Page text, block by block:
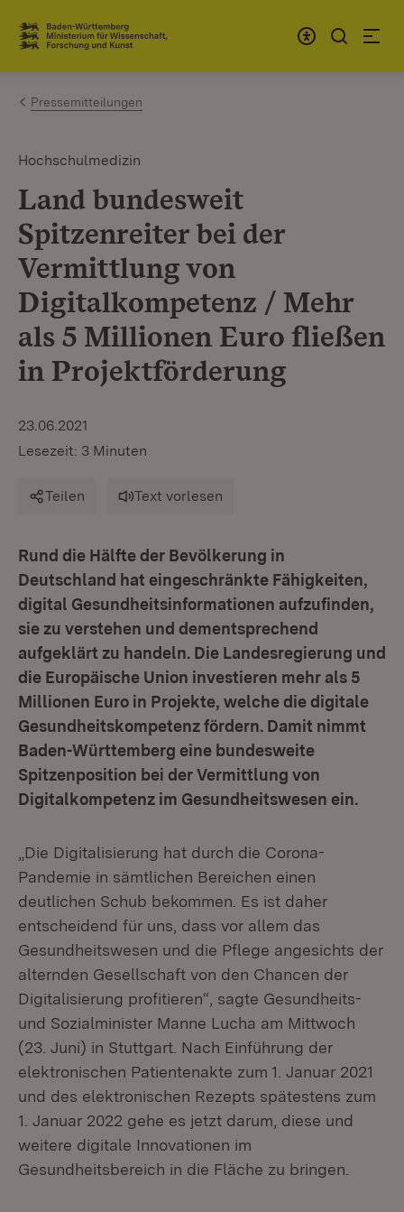
Zum Inhalt springen
Link zur Startseite
Pressemitteilungen
Hochschulmedizin
Land bundesweit
Spitzenreiter bei der
Vermittlung von
Digitalkompetenz / Mehr
als 5 Millionen Euro fließen
in Projektförderung
23.06.2021
Lesezeit: 3 Minuten
Teilen Text vorlesen
Rund die Hälfte der Bevölkerung in
Deutschland hat eingeschränkte Fähigkeiten,
digital Gesundheitsinformationen aufzufinden,
sie zu verstehen und dementsprechend
aufgeklärt zu handeln. Die Landesregierung und
die Europäische Union investieren mehr als 5
Millionen Euro in Projekte, welche die digitale
Gesundheitskompetenz fördern. Damit nimmt
Baden-Württemberg eine bundesweite
Spitzenposition bei der Vermittlung von
Digitalkompetenz im Gesundheitswesen ein.
„Die Digitalisierung hat durch die Corona-
Pandemie in sämtlichen Bereichen einen
deutlichen Schub bekommen. Es ist daher
entscheidend für uns, dass vor allem das
Gesundheitswesen und die Pflege angesichts der
alternden Gesellschaft von den Chancen der
Digitalisierung profitieren“, sagte Gesundheits-
und Sozialminister Manne Lucha am Mittwoch
(23. Juni) in Stuttgart. Nach Einführung der
elektronischen Patientenakte zum 1. Januar 2021
und des elektronischen Rezepts spätestens zum
1. Januar 2022 gehe es jetzt darum, diese und
weitere digitale Innovationen im
Gesundheitsbereich in die Fläche zu bringen.